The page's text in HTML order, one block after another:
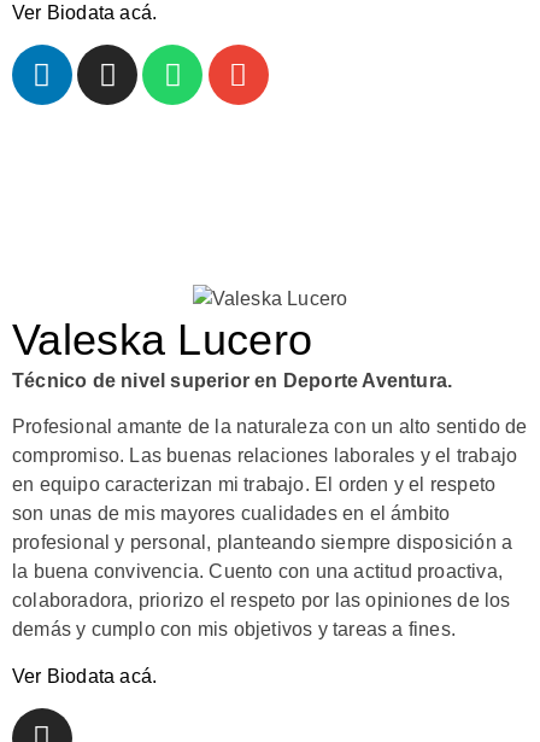
Ver Biodata acá.
Valeska Lucero
Técnico de nivel superior en Deporte Aventura.
Profesional amante de la naturaleza con un alto sentido de
compromiso. Las buenas relaciones laborales y el trabajo
en equipo caracterizan mi trabajo. El orden y el respeto
son unas de mis mayores cualidades en el ámbito
profesional y personal, planteando siempre disposición a
la buena convivencia. Cuento con una actitud proactiva,
colaboradora, priorizo el respeto por las opiniones de los
demás y cumplo con mis objetivos y tareas a fines.
Ver Biodata acá.